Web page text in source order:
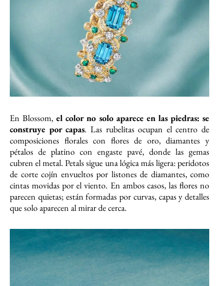
En Blossom,el color no solo aparece en las piedras: se
construye por capas. Las rubelitas ocupan el centro de
composiciones florales con flores de oro, diamantes y
pétalos de platino con engaste pavé, donde las gemas
cubren el metal. Petals sigue una lógica más ligera: peridotos
de corte cojín envueltos por listones de diamantes, como
cintas movidas por el viento. En ambos casos, las flores no
parecen quietas; están formadas por curvas, capas y detalles
que solo aparecen al mirar de cerca.